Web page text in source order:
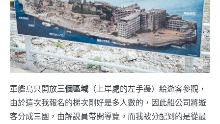
軍艦島只開放三個區域 （上岸處的左手邊）給遊客參觀，
由於這次我報名的梯次剛好是多人數的，因此船公司將遊
客分成三團，由解說員帶開導覽。而我被分配到的是從最